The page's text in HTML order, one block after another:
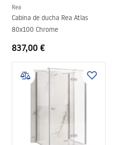
Rea
Cabina de ducha Rea Atlas
80x100 Chrome
837,00 €